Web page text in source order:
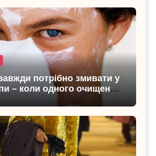
потрібно змивати у
– коли одного очищення